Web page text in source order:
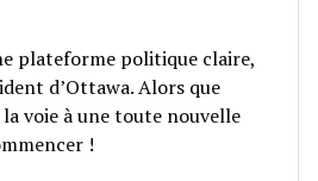
plateforme politique claire,
d’Ottawa. Alors que
voie à une toute nouvelle
!